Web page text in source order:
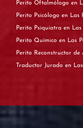
Perito
Perito Psicólogo
Perito
Perito Químico
Traductor